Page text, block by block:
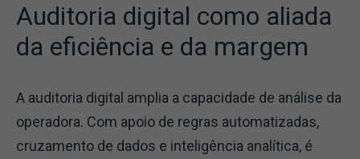
Auditoria digital como aliada
da eficiência e da margem
A auditoria digital amplia a capacidade de análise da
operadora. Com apoio de regras automatizadas,
cruzamento de dados e inteligência analítica, é